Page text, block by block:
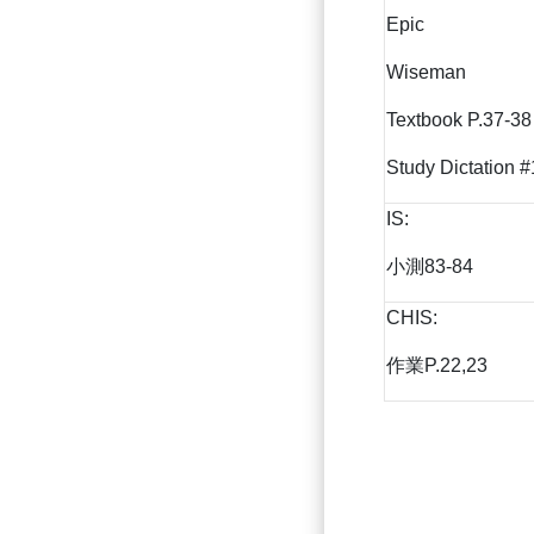
Epic
Wiseman
Textbook P.37-38
Study Dictation
IS:
小測83-84
CHIS:
作業P.22,23